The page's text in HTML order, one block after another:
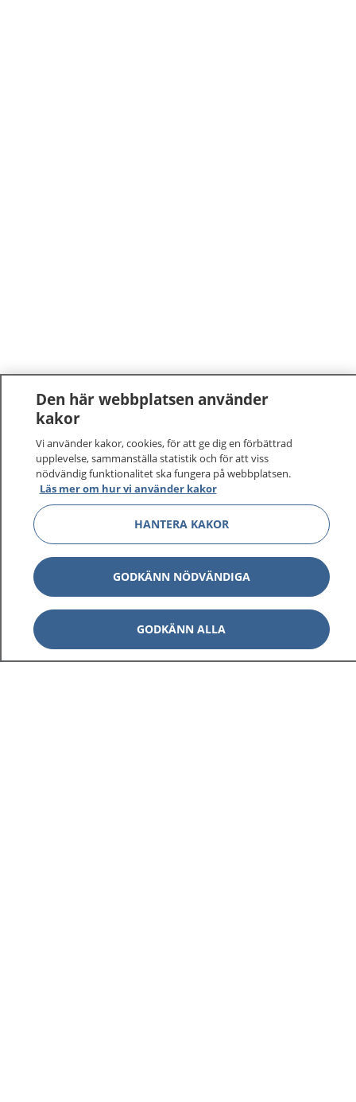
Den här webbplatsen använder
kakor
Vi använder kakor, cookies, för att ge dig en förbättrad
upplevelse, sammanställa statistik och för att viss
nödvändig funktionalitet ska fungera på webbplatsen.
Läs mer om hur vi använder kakor
HANTERA KAKOR
GODKÄNN NÖDVÄNDIGA
GODKÄNN ALLA